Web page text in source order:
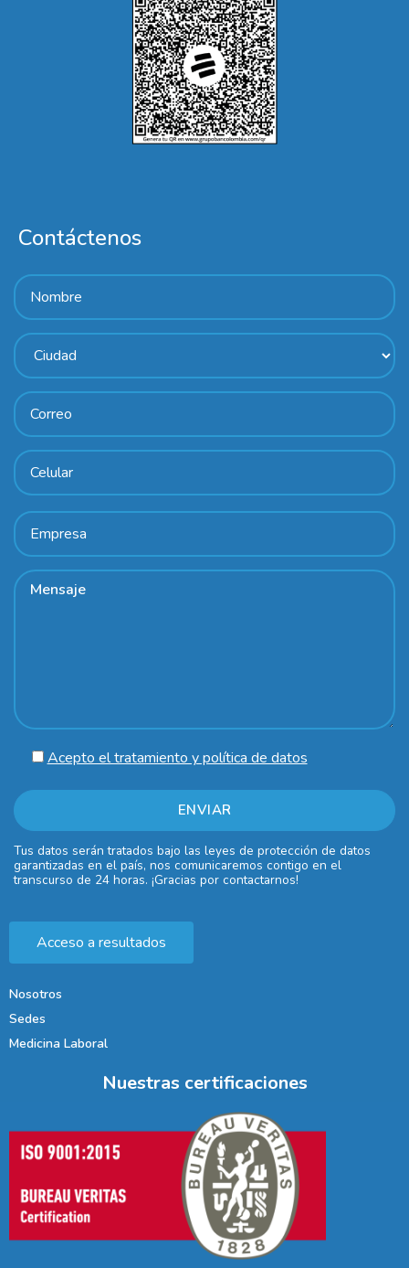
Contáctenos
Acepto el tratamiento y política de datos
Tus datos serán tratados bajo las leyes de protección de datos
garantizadas en el país, nos comunicaremos contigo en el
transcurso de 24 horas. ¡Gracias por contactarnos!
Acceso a resultados
Nosotros
Sedes
Medicina Laboral
Nuestras certificaciones